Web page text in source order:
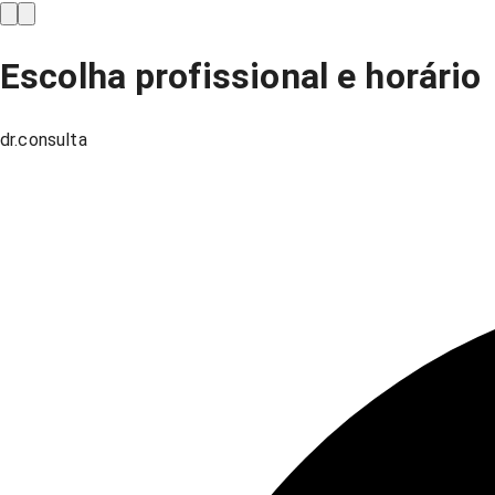
Escolha profissional e horário
dr.consulta